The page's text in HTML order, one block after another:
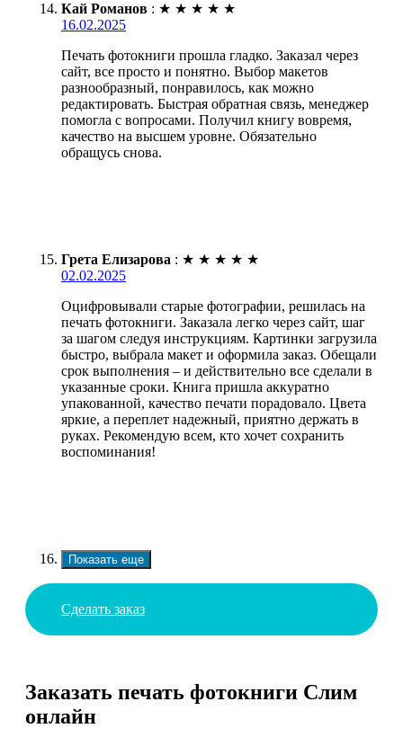
Кай Романов : ★ ★ ★ ★ ★
16.02.2025
Печать фотокниги прошла гладко. Заказал через
сайт, все просто и понятно. Выбор макетов
разнообразный, понравилось, как можно
редактировать. Быстрая обратная связь, менеджер
помогла с вопросами. Получил книгу вовремя,
качество на высшем уровне. Обязательно
обращусь снова.
Грета Елизарова : ★ ★ ★ ★ ★
02.02.2025
Оцифровывали старые фотографии, решилась на
печать фотокниги. Заказала легко через сайт, шаг
за шагом следуя инструкциям. Картинки загрузила
быстро, выбрала макет и оформила заказ. Обещали
срок выполнения – и действительно все сделали в
указанные сроки. Книга пришла аккуратно
упакованной, качество печати порадовало. Цвета
яркие, а переплет надежный, приятно держать в
руках. Рекомендую всем, кто хочет сохранить
воспоминания!
Показать еще
Сделать заказ
Заказать печать фотокниги Слим
онлайн